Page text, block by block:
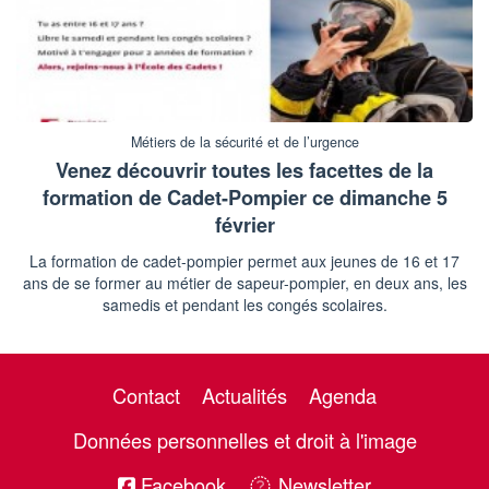
Métiers de la sécurité et de l’urgence
Venez découvrir toutes les facettes de la
formation de Cadet-Pompier ce dimanche 5
février
La formation de cadet-pompier permet aux jeunes de 16 et 17
ans de se former au métier de sapeur-pompier, en deux ans, les
samedis et pendant les congés scolaires.
Contact Actualités
Agenda
Données personnelles et droit à l'image